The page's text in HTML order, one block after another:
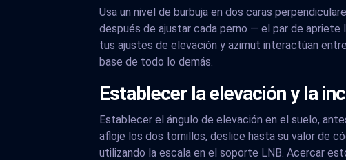
Usa un nivel de burbuja en dos caras
después de ajustar cada perno — el par de
tus ajustes de elevación y azimut interactúan
base de todo lo demás.
Establecer la elevación y la
Establecer el ángulo de elevación en el suelo,
afloje los dos tornillos, deslice hasta su valor de
utilizando la escala en el soporte LNB. Acercar